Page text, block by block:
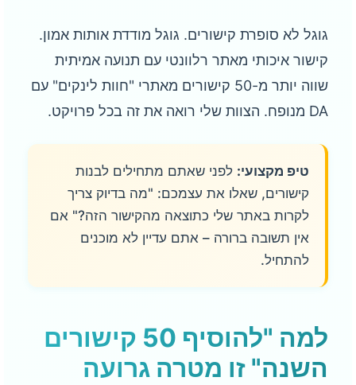
גוגל לא סופרת קישורים. גוגל מודדת אותות אמון.
קישור איכותי מאתר רלוונטי עם תנועה אמיתית
שווה יותר מ-50 קישורים מאתרי "חוות לינקים" עם
DA מנופח. הצוות שלי רואה את זה בכל פרויקט.
טיפ מקצועי: לפני שאתם מתחילים לבנות
קישורים, שאלו את עצמכם: "מה בדיוק צריך
לקרות באתר שלי כתוצאה מהקישור הזה?" אם
אין תשובה ברורה – אתם עדיין לא מוכנים
להתחיל.
למה "להוסיף 50 קישורים
השנה" זו מטרה גרועה